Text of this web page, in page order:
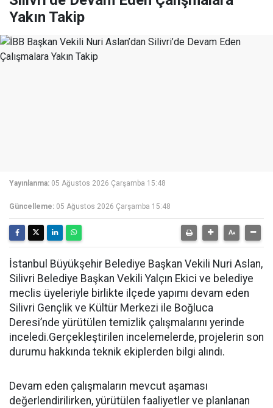
Yakın Takip
Yayınlanma: 05 Ağustos 2026 Çarşamba 15:48
Güncelleme: 05 Ağustos 2026 Çarşamba 15:48
İstanbul Büyükşehir Belediye Başkan Vekili Nuri Aslan,
Silivri Belediye Başkan Vekili Yalçın Ekici ve belediye
meclis üyeleriyle birlikte ilçede yapımı devam eden
Silivri Gençlik ve Kültür Merkezi ile Boğluca
Deresi’nde yürütülen temizlik çalışmalarını yerinde
inceledi.Gerçekleştirilen incelemelerde, projelerin son
durumu hakkında teknik ekiplerden bilgi alındı.
Devam eden çalışmaların mevcut aşaması
değerlendirilirken, yürütülen faaliyetler ve planlanan